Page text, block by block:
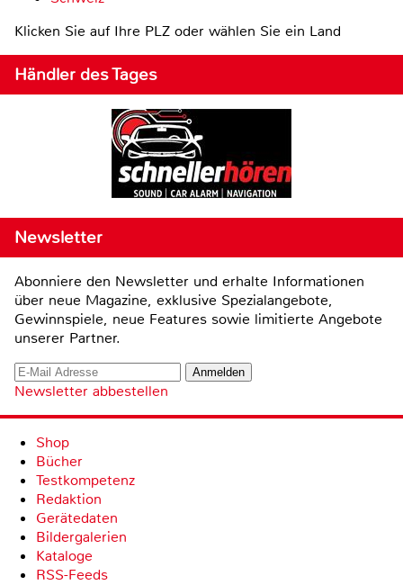
Klicken Sie auf Ihre PLZ oder wählen Sie ein Land
Händler des Tages
Newsletter
Abonniere den Newsletter und erhalte Informationen
über neue Magazine, exklusive Spezialangebote,
Gewinnspiele, neue Features sowie limitierte Angebote
unserer Partner.
Newsletter abbestellen
Shop
Bücher
Testkompetenz
Redaktion
Gerätedaten
Bildergalerien
Kataloge
RSS-Feeds